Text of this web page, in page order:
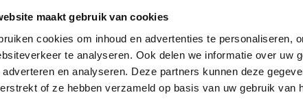
Nu tijdelijk 10%
Vraag snel een offerte aan en
maakt gebruik van cookies
cookies om inhoud en advertenties te personaliseren,
te analyseren. Ook delen we informatie over uw
adverteren en analyseren. Deze partners kunnen deze
of ze hebben verzameld op basis van uw gebruik van
Bekijk alle reviews op